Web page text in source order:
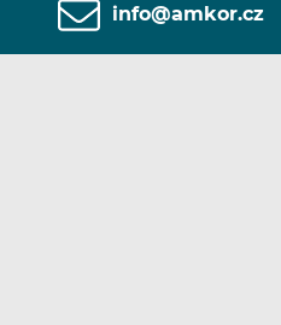
info@amkor.cz